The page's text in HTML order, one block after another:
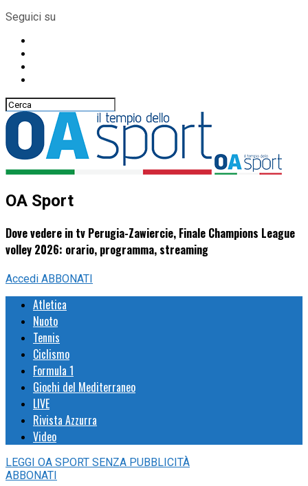
Seguici su
OA Sport
Dove vedere in tv Perugia-Zawiercie, Finale Champions League
volley 2026: orario, programma, streaming
Accedi ABBONATI
Atletica
Nuoto
Tennis
Ciclismo
Formula 1
Giochi del Mediterraneo
LIVE
Rivista Azzurra
Video
LEGGI OA SPORT SENZA PUBBLICITÀ
ABBONATI